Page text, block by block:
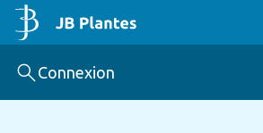
Connexion